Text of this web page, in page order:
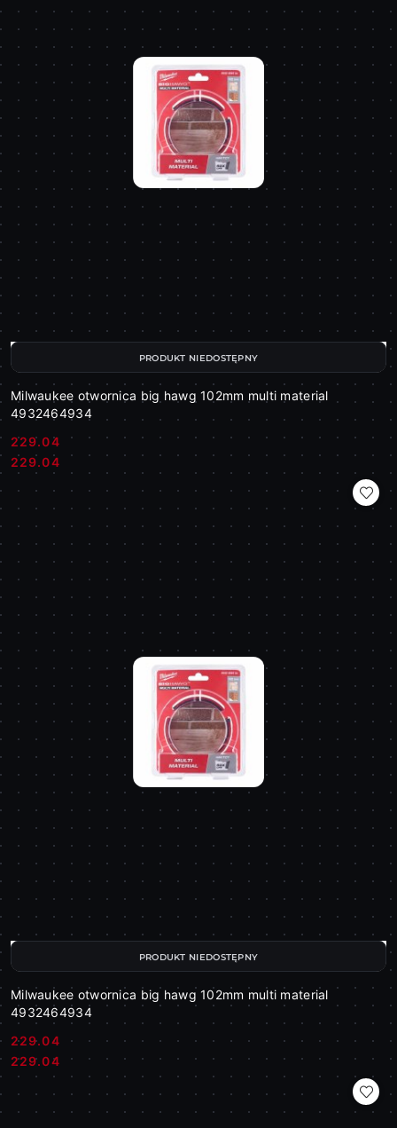
Milwaukee otwornica big hawg 102mm multi material
4932464934
Cena:
229.04
Cena:
229.04
PRODUKT NIEDOSTĘPNY
Milwaukee otwornica big hawg 102mm multi material
4932464934
Cena:
229.04
Cena:
229.04
PRODUKT NIEDOSTĘPNY